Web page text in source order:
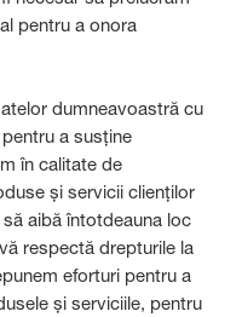
pentru a onora
dumneavoastră cu
a susține
în calitate de
și servicii clienților
aibă întotdeauna loc
respectă drepturile la
eforturi pentru a
și serviciile, pentru